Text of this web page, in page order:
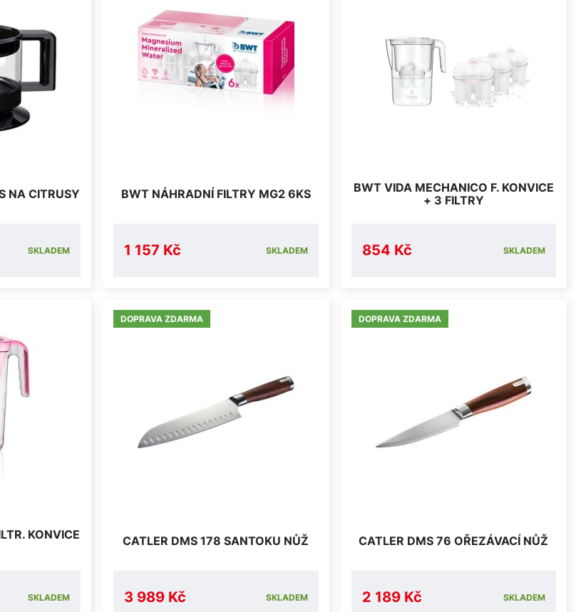
NA CITRUSY
SKLADEM
BWT NÁHRADNÍ FILTRY MG2 6KS
1 157 Kč SKLADEM
BWT VIDA MECHANICO F. KONVICE
+ 3 FILTRY
854 Kč SKLADEM
KONVICE
SKLADEM
DOPRAVA ZDARMA
CATLER DMS 178 SANTOKU NŮŽ
3 989 Kč SKLADEM
DOPRAVA ZDARMA
CATLER DMS 76 OŘEZÁVACÍ NŮŽ
2 189 Kč SKLADEM